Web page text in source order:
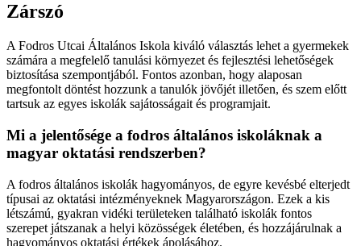
Zárszó
A Fodros Utcai Általános Iskola kiváló választás lehet a gyermekek
számára a megfelelő tanulási környezet és fejlesztési lehetőségek
biztosítása szempontjából. Fontos azonban, hogy alaposan
megfontolt döntést hozzunk a tanulók jövőjét illetően, és szem előtt
tartsuk az egyes iskolák sajátosságait és programjait.
Mi a jelentősége a fodros általános iskoláknak a
magyar oktatási rendszerben?
A fodros általános iskolák hagyományos, de egyre kevésbé elterjedt
típusai az oktatási intézményeknek Magyarországon. Ezek a kis
létszámú, gyakran vidéki területeken található iskolák fontos
szerepet játszanak a helyi közösségek életében, és hozzájárulnak a
hagyományos oktatási értékek ápolásához.